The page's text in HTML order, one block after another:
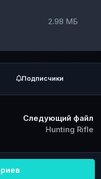
2.98 МБ
Подписчики
Следующий файл
Hunting Rifle